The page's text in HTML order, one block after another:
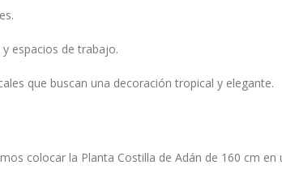
espacios de trabajo.
que buscan una decoración tropical y elegante.
colocar la Planta Costilla de Adán de 160 cm